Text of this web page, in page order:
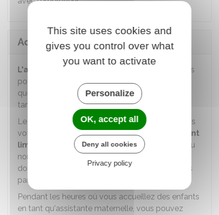
Accueillir des enfants
L'agrément fixe le nombre
d'enfants que vous
pouvez accueillir. Le nombremaximal
que vous pouvez accueillir en même temps en
tant qu'assistante maternelle est de
Le nombre d'enfants que vous pouvez avoir sous
votre
responsabilité exclusive est également
limité
. La responsabilité exclusive correspond au
nombre d'enfants présents à votre domicile et
dont vous assurez la surveillance (petits-enfants
par exemple).
Pendant les heures où vous accueillez des enfants
en tant qu'assistante maternelle, vous pouvez
This site uses cookies and
gives you control over what
you want to activate
Personalize
OK, accept all
Deny all cookies
Privacy policy